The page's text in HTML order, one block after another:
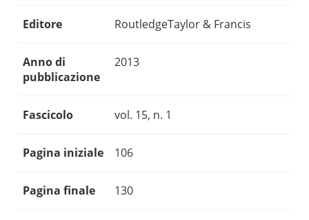
Editore RoutledgeTaylor & Francis
Anno di
pubblicazione
2013
Fascicolo vol. 15, n. 1
Pagina iniziale 106
Pagina finale 130